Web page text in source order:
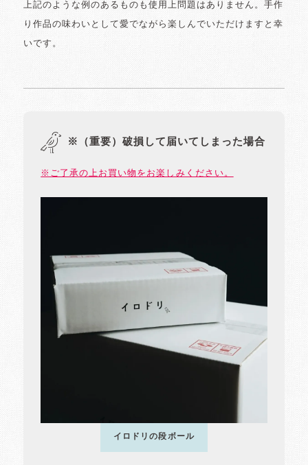
上記のような例のあるものも使用上問題はありません。手作
り作品の味わいとして愛でながら楽しんでいただけますと幸
いです。
※（重要）破損して届いてしまった場合
※ご了承の上お買い物をお楽しみください。
イロドリの段ボール